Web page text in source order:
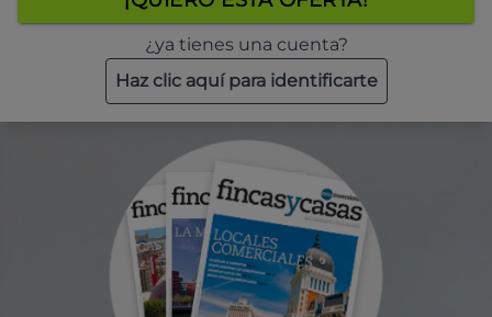
¿ya tienes una cuenta?
Haz clic aquí para identificarte